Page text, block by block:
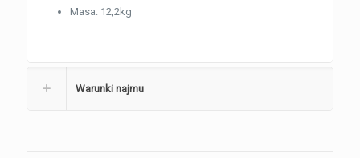
Masa: 12,2kg
Warunki najmu